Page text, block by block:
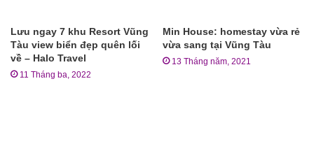
Lưu ngay 7 khu Resort Vũng
Tàu view biển đẹp quên lối
về – Halo Travel
11 Tháng ba, 2022
Min House: homestay vừa rẻ
vừa sang tại Vũng Tàu
13 Tháng năm, 2021